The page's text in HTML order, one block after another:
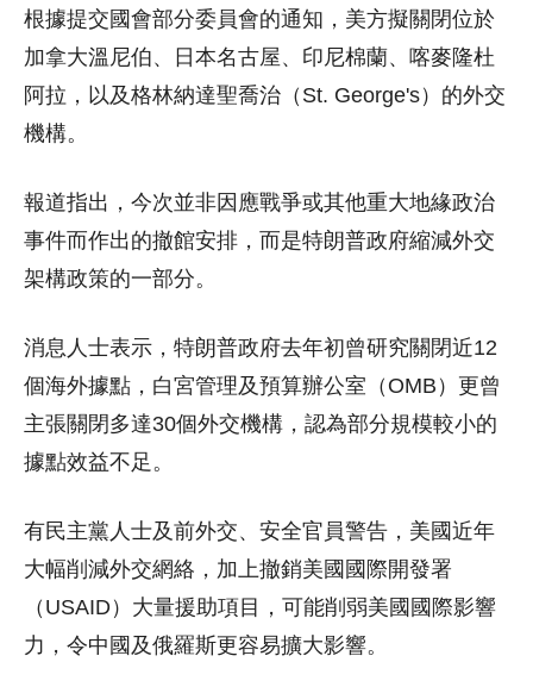
根據提交國會部分委員會的通知，美方擬關閉位於
加拿大溫尼伯、日本名古屋、印尼棉蘭、喀麥隆杜
阿拉，以及格林納達聖喬治（St. George's）的外交
機構。
報道指出，今次並非因應戰爭或其他重大地緣政治
事件而作出的撤館安排，而是特朗普政府縮減外交
架構政策的一部分。
消息人士表示，特朗普政府去年初曾研究關閉近12
個海外據點，白宮管理及預算辦公室（OMB）更曾
主張關閉多達30個外交機構，認為部分規模較小的
據點效益不足。
有民主黨人士及前外交、安全官員警告，美國近年
大幅削減外交網絡，加上撤銷美國國際開發署
（USAID）大量援助項目，可能削弱美國國際影響
力，令中國及俄羅斯更容易擴大影響。